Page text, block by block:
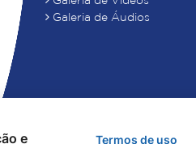
Galeria de Áudios
e Termos de uso